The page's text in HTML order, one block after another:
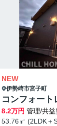
NEW
伊勢崎市宮子町
コンフォー
8.2万円 管理/共
53.76㎡ (2LDK＋